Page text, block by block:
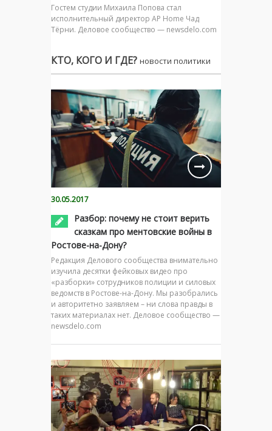
Гостем студии Михаила Попова стал
исполнительный директор AP Home Чад
Тёрни. Деловое сообщество — newsdelo.com
КТО, КОГО И ГДЕ? новости политики
30.05.2017
Разбор: почему не стоит верить
сказкам про ментовские войны в
Ростове-на-Дону?
Редакция Делового сообщества внимательно
изучила десятки фейковых видео про
«разборки» сотрудников полиции и силовых
ведомств в Ростове-на-Дону. Мы разобрались
и авторитетно заявляем – ни слова правды в
таких материалах нет. Деловое сообщество —
newsdelo.com